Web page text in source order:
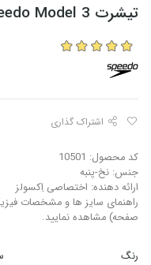
تیشرت Speedo Model 3
اشتراک گذاری
کد محصول: 10501
جنس: نخ-پنبه
ارائه دهنده: اختصاصی اِکسولز
راهنمای سایز ها و مشخصات
صفحه) مشاهده نمایید.
رنگ